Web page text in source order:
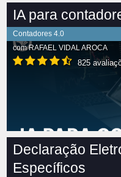
IA para
Contadores 4.0
comRAFAEL VIDAL AROCA
825
Declaração
Específicos